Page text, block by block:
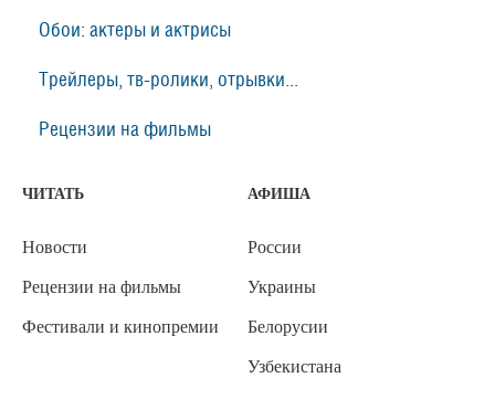
Обои: актеры и актрисы
Трейлеры, тв-ролики, отрывки...
Рецензии на фильмы
ЧИТАТЬ
Новости
Рецензии на фильмы
Фестивали и кинопремии
АФИША
России
Украины
Белорусии
Узбекистана